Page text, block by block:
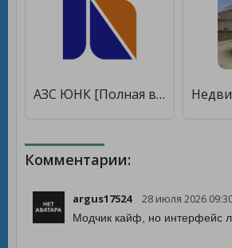
АЗС ЮНК [Полная версия]
Комментарии:
argus17524 28 июля 2026
Модчик кайф, но интерфейс